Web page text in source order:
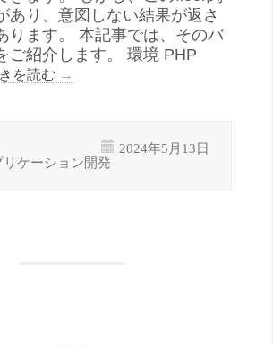
あり、意図しない結果が返さ
ります。 本記事では、そのバ
ご紹介します。 環境 PHP
を読む →
2024年5月13日
リケーション開発